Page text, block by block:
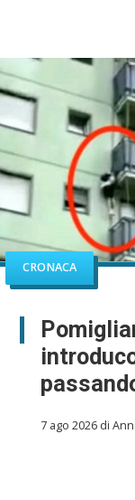
CRONACA
7 ago 2026 di